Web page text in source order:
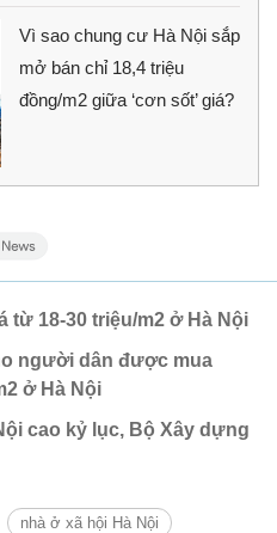
Vì sao chung cư Hà Nội sắp
mở bán chỉ 18,4 triệu
đồng/m2 giữa ‘cơn sốt’ giá?
từ 18-30 triệu/m2 ở Hà Nội
người dân được mua
ở Hà Nội
cao kỷ lục, Bộ Xây dựng
nhà ở xã hội Hà Nội